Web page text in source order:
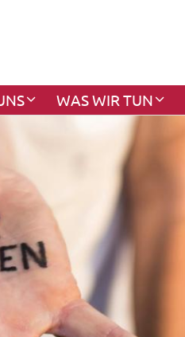
WAS WIR TUN